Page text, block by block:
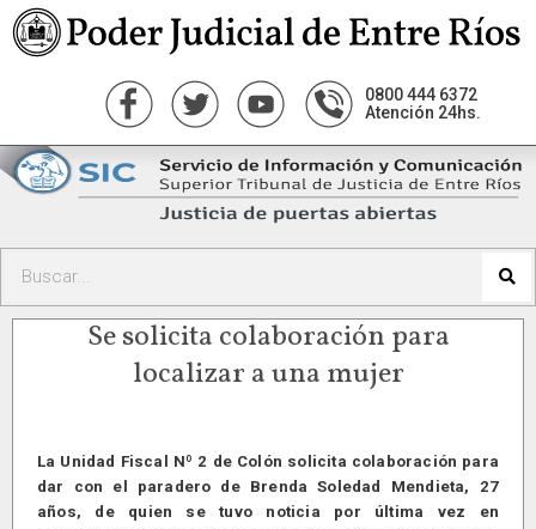
0800 444 6372
Atención 24hs.
Se solicita colaboración para
localizar a una mujer
La Unidad Fiscal Nº 2 de Colón solicita colaboración para
dar con el paradero de Brenda Soledad Mendieta, 27
años, de quien se tuvo noticia por última vez en